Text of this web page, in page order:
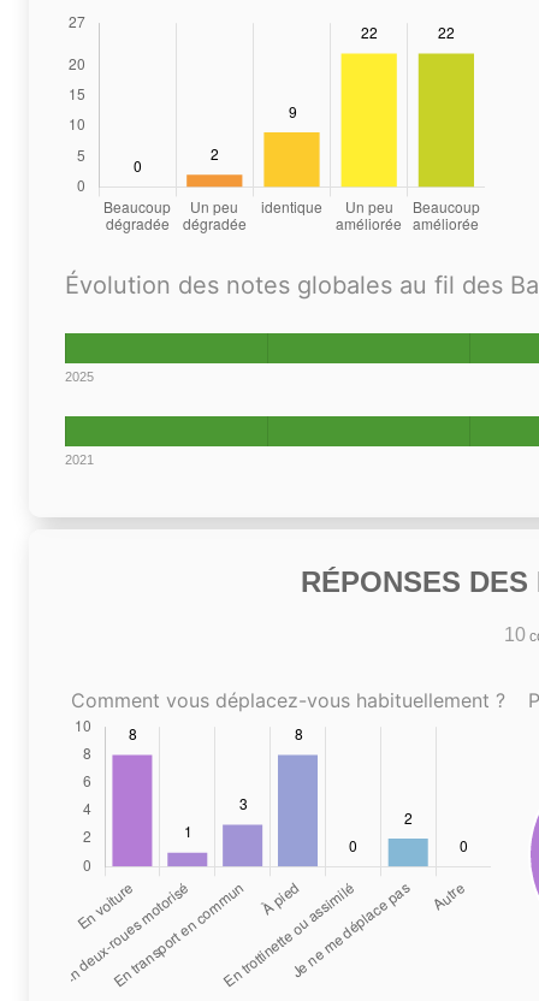
Évolution des notes globales au fil des
2025
2021
RÉPONSES
10
Comment vous déplacez-vous habituellement ?